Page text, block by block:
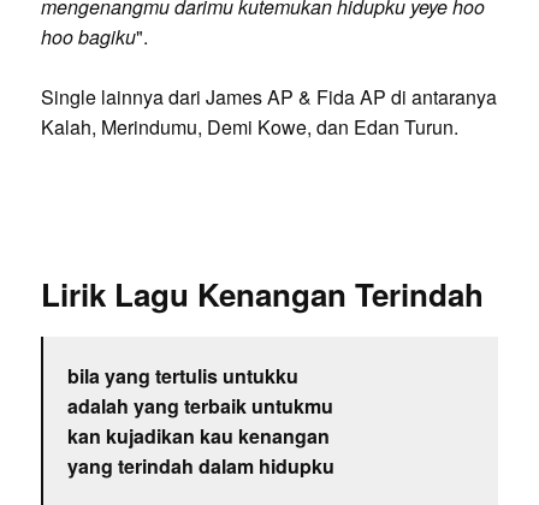
mengenangmu darimu kutemukan hidupku yeye hoo
hoo bagiku".
Single lainnya dari James AP & Fida AP di antaranya
Kalah, Merindumu, Demi Kowe, dan Edan Turun.
Lirik Lagu Kenangan Terindah
bila yang tertulis untukku
adalah yang terbaik untukmu
kan kujadikan kau kenangan
yang terindah dalam hidupku